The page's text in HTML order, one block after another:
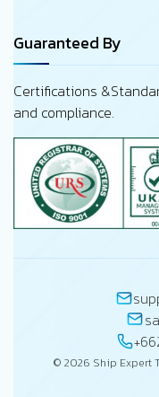
Guaranteed By
Certifications
and compliance.
© 2026 Ship Expert